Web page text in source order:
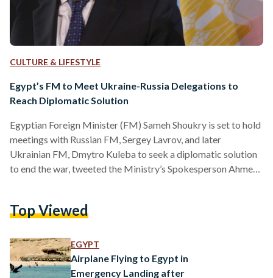
CULTURE & LIFESTYLE
Egypt’s FM to Meet Ukraine-Russia Delegations to
Reach Diplomatic Solution
Egyptian Foreign Minister (FM) Sameh Shoukry is set to hold
meetings with Russian FM, Sergey Lavrov, and later
Ukrainian FM, Dmytro Kuleba to seek a diplomatic solution
to end the war, tweeted the Ministry’s Spokesperson Ahmed
الوزاري، تنفيذا لمُخرجات مجلس الجامعة العربية بإجراء
المساهمة في إيجاد حل دبلوماسي للأزمة في
أوكرانيا@arableague_gs — Egypt MFA…
Top Viewed
EGYPT
Airplane Flying to Egypt in
Emergency Landing after